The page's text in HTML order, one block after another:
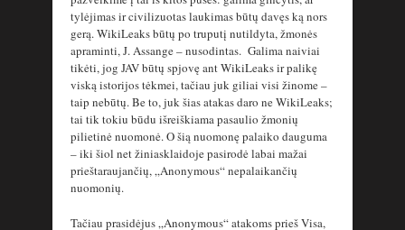
tylėjimas ir civilizuotas laukimas būtų davęs ką nors
gerą. WikiLeaks būtų po truputį nutildyta, žmonės
apraminti, J. Assange – nusodintas. Galima naiviai
tikėti, jog JAV būtų spjovę ant WikiLeaks ir palikę
viską istorijos tėkmei, tačiau juk giliai visi žinome –
taip nebūtų. Be to, juk šias atakas daro ne WikiLeaks;
tai tik tokiu būdu išreiškiama pasaulio žmonių
pilietinė nuomonė. O šią nuomonę palaiko dauguma
– iki šiol net žiniasklaidoje pasirodė labai mažai
prieštaraujančių, „Anonymous“ nepalaikančių
nuomonių.
Tačiau prasidėjus „Anonymous“ atakoms prieš Visa,